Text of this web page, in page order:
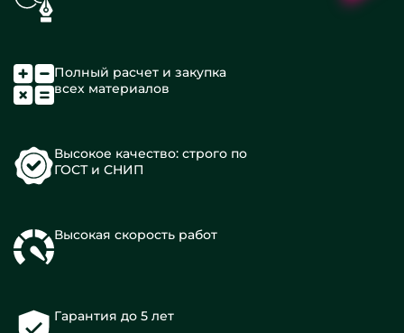
Полный расчет и закупка
всех материалов
Высокое качество: строго по
ГОСТ и СНИП
Высокая скорость работ
Гарантия до 5 лет